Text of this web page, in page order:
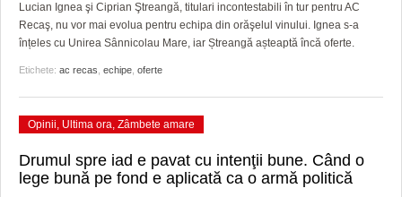
Lucian Ignea şi Ciprian Ştreangă, titulari incontestabili în tur pentru AC
Recaş, nu vor mai evolua pentru echipa din orăşelul vinului. Ignea s-a
înțeles cu Unirea Sânnicolau Mare, iar Ștreangă așteaptă încă oferte.
Etichete: ac recas echipe oferte
Opinii, Ultima ora, Zâmbete amare
Drumul spre iad e pavat cu intenţii bune. Când o
lege bună pe fond e aplicată ca o armă politică